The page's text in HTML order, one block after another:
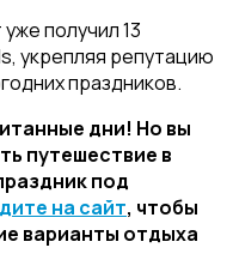
получил 13
укрепляя репутацию
праздников.
дни! Но вы
путешествие в
под
на сайт, чтобы
варианты отдыха